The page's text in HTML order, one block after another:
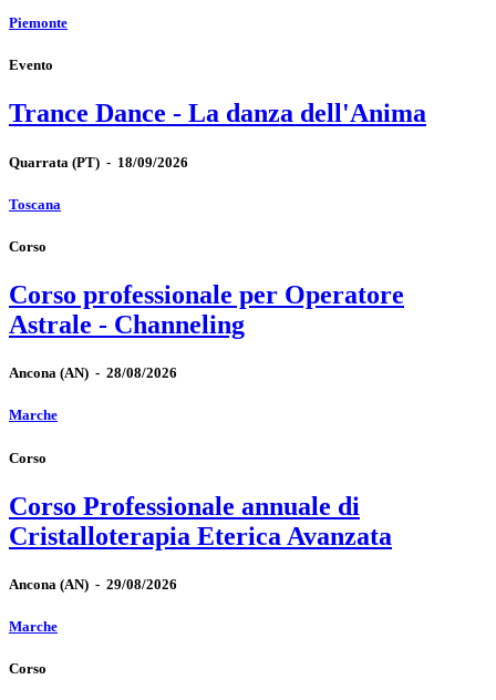
Piemonte
Evento
Trance Dance - La danza dell'Anima
Quarrata (PT) - 18/09/2026
Toscana
Corso
Corso professionale per Operatore
Astrale - Channeling
Ancona (AN) - 28/08/2026
Marche
Corso
Corso Professionale annuale di
Cristalloterapia Eterica Avanzata
Ancona (AN) - 29/08/2026
Marche
Corso